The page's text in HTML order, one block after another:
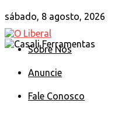
sábado, 8 agosto, 2026
Sobre Nós
Anuncie
Fale Conosco